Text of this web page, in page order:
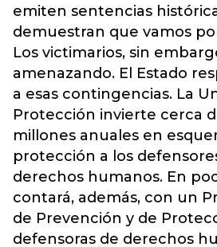
emiten sentencias
demuestran que vamos
Los victimarios, sin
amenazando. El Estado
a esas contingencias. La
Protección invierte cerca
millones anuales en
protección a los
derechos humanos. En
contará, además, con un
de Prevención y de
defensoras de derechos